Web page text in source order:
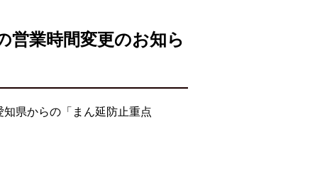
営業時間変更のお知ら
県からの「まん延防止重点